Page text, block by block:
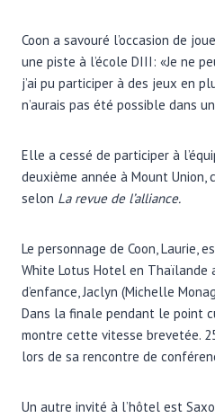
Coon a savouré l’occasion de
une piste à l’école DIII: «Je ne
j’ai pu participer à des jeux en
n’aurais pas été possible dans
Elle a cessé de participer à
deuxième année à Mount Union,
selon La revue de l’alliance.
Le personnage de Coon, Laurie,
White Lotus Hotel en Thaïlande
d’enfance, Jaclyn (Michelle
Dans la finale pendant le point
montre cette vitesse brevetée.
lors de sa rencontre de
Un autre invité à l’hôtel est